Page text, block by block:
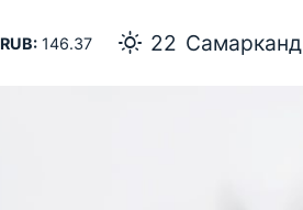
RUB:146.37 22 Самарканд